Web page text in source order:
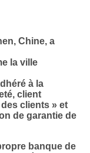
Chine, a
la ville
à la
client
clients » et
de garantie de
banque de